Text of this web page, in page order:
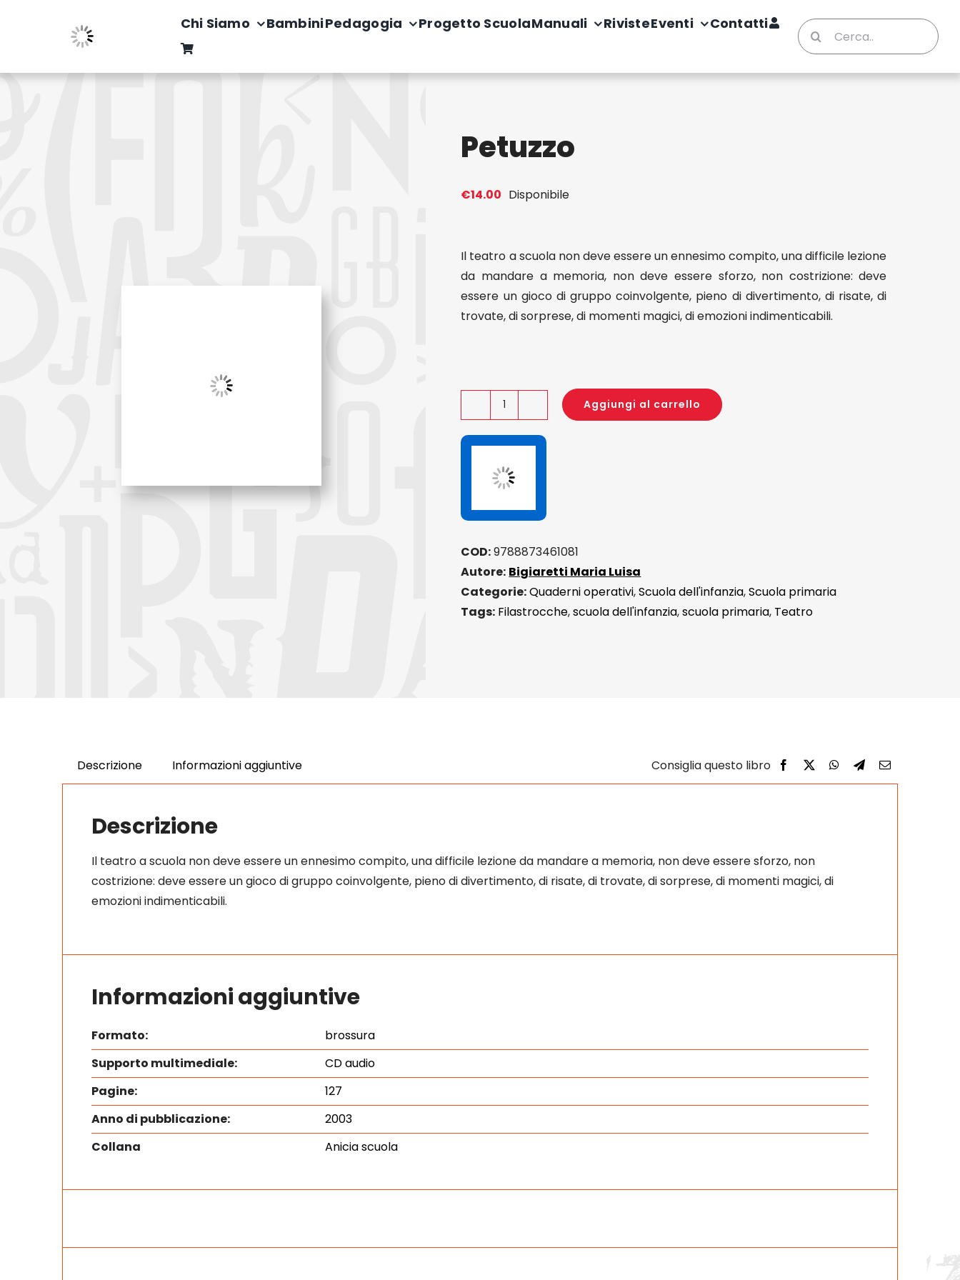
Chi Siamo BambiniPedagogia Progetto ScuolaManuali RivisteEventi Contatti
Cerca
per:
Petuzzo
€14.00 Disponibile
Il teatro a scuola non deve essere un ennesimo compito, una difficile lezione
da mandare a memoria, non deve essere sforzo, non costrizione: deve
essere un gioco di gruppo coinvolgente, pieno di divertimento, di risate, di
trovate, di sorprese, di momenti magici, di emozioni indimenticabili.
Petuzzo
quantità
Aggiungi al carrello
COD:9788873461081
Autore: Bigiaretti Maria Luisa
Categorie:Quaderni operativi,Scuola dell'infanzia,Scuola primaria
Tags: Filastrocche,scuola dell'infanzia,scuola primaria, Teatro
Descrizione Informazioni aggiuntive
Descrizione
Il teatro a scuola non deve essere un ennesimo compito, una difficile lezione da mandare a memoria, non deve essere sforzo, non
costrizione: deve essere un gioco di gruppo coinvolgente, pieno di divertimento, di risate, di trovate, di sorprese, di momenti magici, di
emozioni indimenticabili.
Informazioni aggiuntive
Formato:
brossura
Supporto multimediale:
CD audio
Pagine:
127
Anno di pubblicazione:
2003
Collana
Anicia scuola